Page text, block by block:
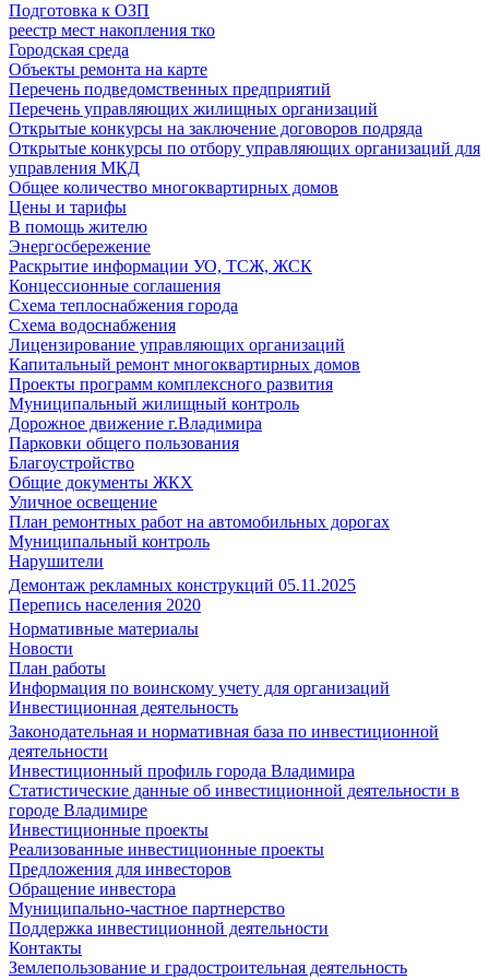
Подготовка к ОЗП
реестр мест накопления тко
Городская среда
Объекты ремонта на карте
Перечень подведомственных предприятий
Перечень управляющих жилищных организаций
Открытые конкурсы на заключение договоров подряда
Открытые конкурсы по отбору управляющих организаций для
управления МКД
Общее количество многоквартирных домов
Цены и тарифы
В помощь жителю
Энергосбережение
Раскрытие информации УО, ТСЖ, ЖСК
Концессионные соглашения
Схема теплоснабжения города
Схема водоснабжения
Лицензирование управляющих организаций
Капитальный ремонт многоквартирных домов
Проекты программ комплексного развития
Муниципальный жилищный контроль
Дорожное движение г.Владимира
Парковки общего пользования
Благоустройство
Общие документы ЖКХ
Уличное освещение
План ремонтных работ на автомобильных дорогах
Муниципальный контроль
Нарушители
Демонтаж рекламных конструкций 05.11.2025
Перепись населения 2020
Нормативные материалы
Новости
План работы
Информация по воинскому учету для организаций
Инвестиционная деятельность
Законодательная и нормативная база по инвестиционной
деятельности
Инвестиционный профиль города Владимира
Статистические данные об инвестиционной деятельности в
городе Владимире
Инвестиционные проекты
Реализованные инвестиционные проекты
Предложения для инвесторов
Обращение инвестора
Муниципально-частное партнерство
Поддержка инвестиционной деятельности
Контакты
Землепользование и градостроительная деятельность